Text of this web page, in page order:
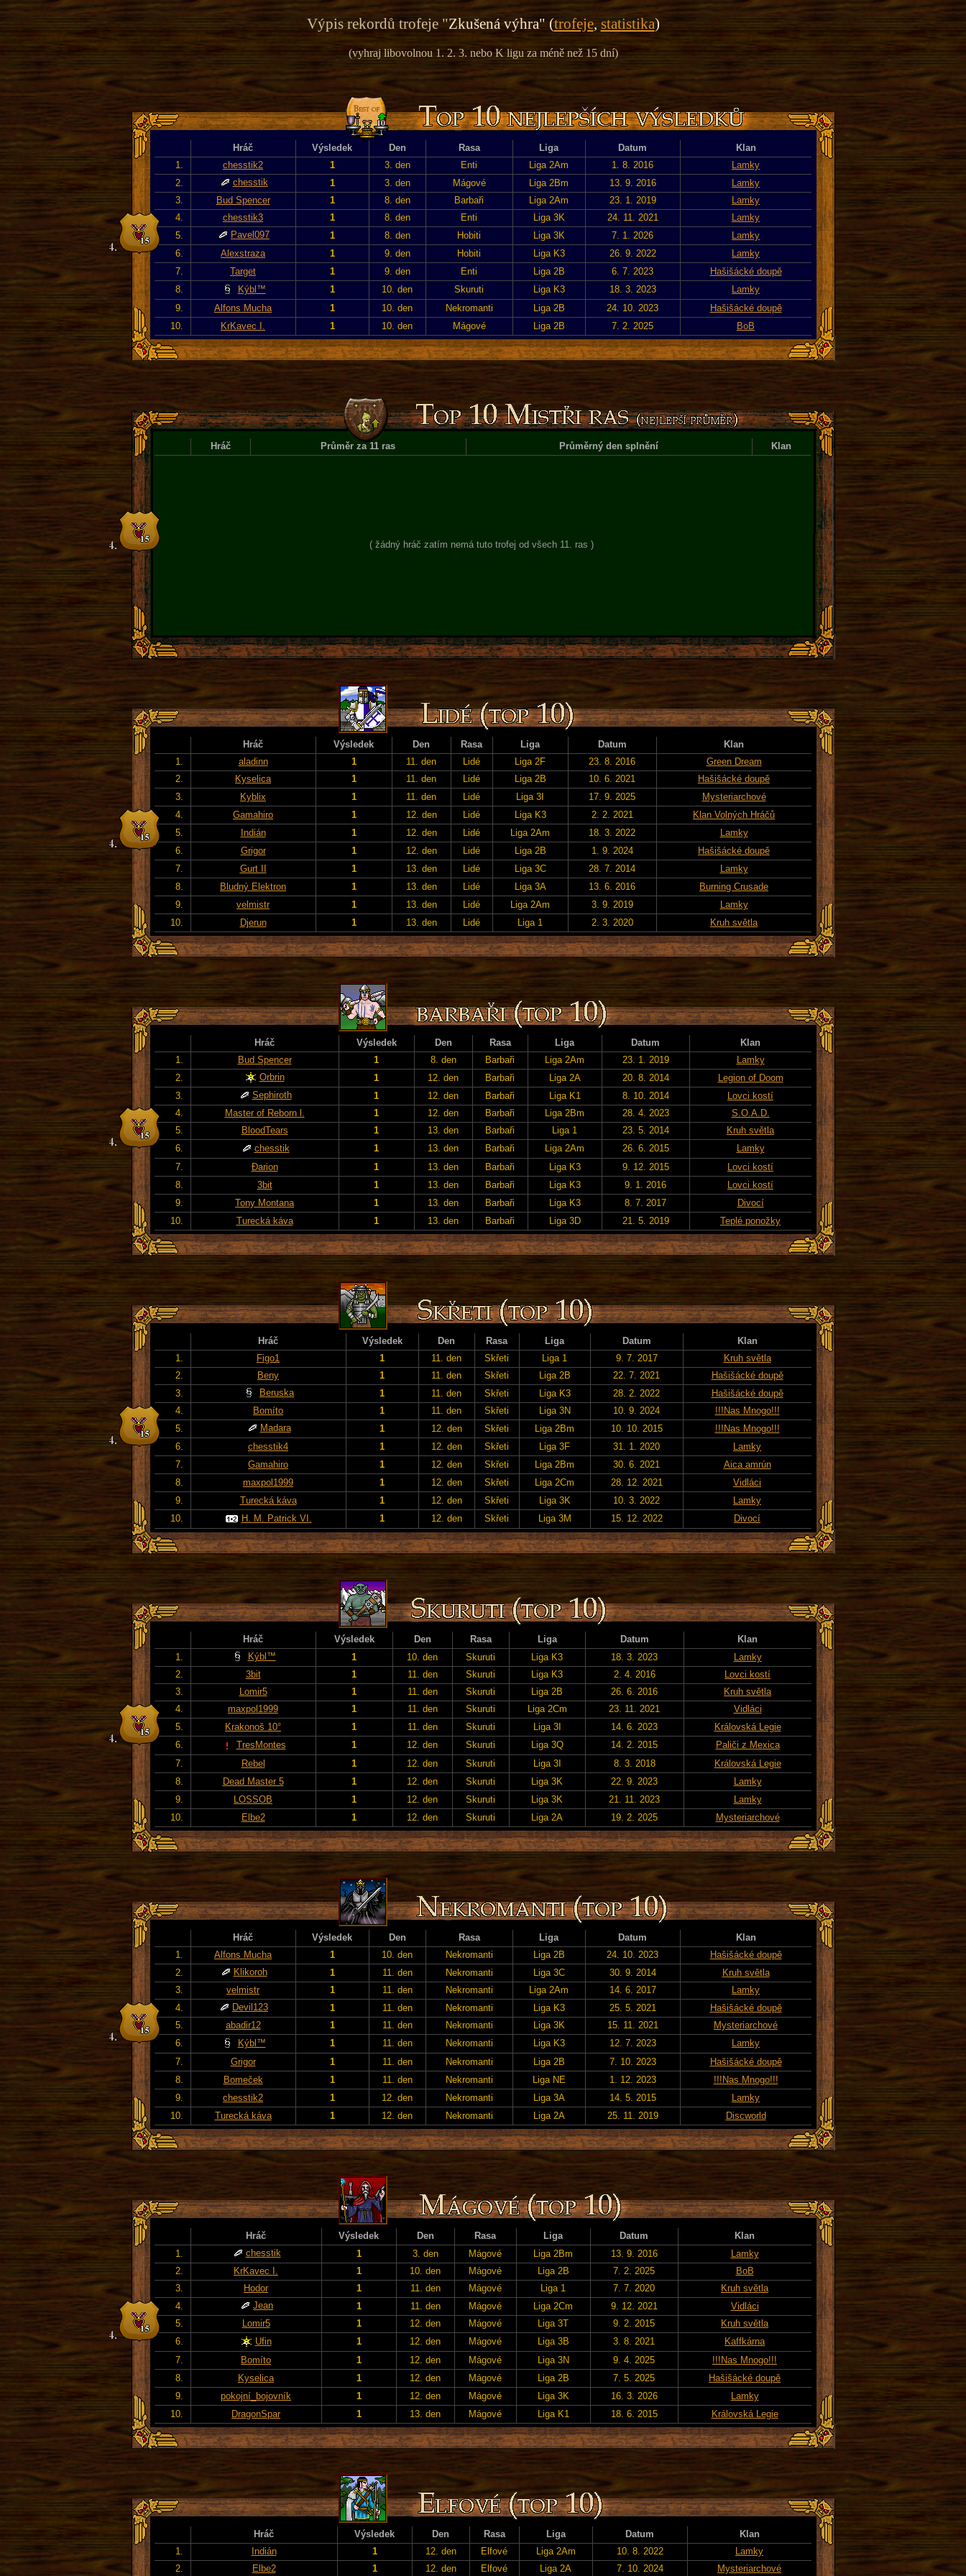
Výpis rekordů trofeje "Zkušená výhra" (trofeje,statistika)
(vyhraj libovolnou 1. 2. 3. nebo K ligu za méně než 15 dní)
Hráč Výsledek Den Rasa Liga Datum
Klan
1.
chesstik2 1 3. den Enti Liga 2Am 1. 8. 2016
Lamky
2.
chesstik 1 3. den Mágové Liga 2Bm 13. 9. 2016
Lamky
3.
Bud Spencer 1 8. den Barbaři Liga 2Am 23. 1. 2019
Lamky
4.
chesstik3 1 8. den Enti Liga 3K 24. 11. 2021
Lamky
5.
Pavel097 1 8. den Hobiti Liga 3K 7. 1. 2026
Lamky
6.
Alexstraza 1 9. den Hobiti Liga K3 26. 9. 2022
Lamky
7.
Target 1 9. den Enti Liga 2B 6. 7. 2023
Hašišácké doupě
8.
Kýbl™ 1 10. den Skuruti Liga K3 18. 3. 2023
Lamky
9.
Alfons Mucha 1 10. den Nekromanti Liga 2B 24. 10. 2023
Hašišácké doupě
10.
KrKavec I. 1 10. den Mágové Liga 2B 7. 2. 2025 BoB
Hráč Průměr za 11 ras Průměrný den splnění Klan
( žádný hráč zatím nemá tuto trofej od všech 11. ras )
Hráč Výsledek Den Rasa Liga Datum
Klan
1.
aladinn 1 11. den Lidé Liga 2F 23. 8. 2016
Green Dream
2.
Kyselica 1 11. den Lidé Liga 2B 10. 6. 2021
Hašišácké doupě
3.
Kyblix 1 11. den Lidé Liga 3I 17. 9. 2025
Mysteriarchové
4.
Gamahiro 1 12. den Lidé Liga K3 2. 2. 2021
Klan Volných Hráčů
5.
Indián 1 12. den Lidé Liga 2Am 18. 3. 2022
Lamky
6.
Grigor 1 12. den Lidé Liga 2B 1. 9. 2024
Hašišácké doupě
7.
Gurt II 1 13. den Lidé Liga 3C 28. 7. 2014
Lamky
8.
Bludný Elektron 1 13. den Lidé Liga 3A 13. 6. 2016
Burning Crusade
9.
velmistr 1 13. den Lidé Liga 2Am 3. 9. 2019
Lamky
10.
Djerun 1 13. den Lidé Liga 1 2. 3. 2020 Kruh světla
Hráč Výsledek Den Rasa Liga Datum
Klan
1.
Bud Spencer 1 8. den Barbaři Liga 2Am 23. 1. 2019
Lamky
2.
Orbrin 1 12. den Barbaři Liga 2A 20. 8. 2014
Legion of Doom
3.
Sephiroth 1 12. den Barbaři Liga K1 8. 10. 2014
Lovci kostí
4.
Master of Reborn l. 1 12. den Barbaři Liga 2Bm 28. 4. 2023
S.O.A.D.
5.
BloodTears 1 13. den Barbaři Liga 1 23. 5. 2014
Kruh světla
6.
chesstik 1 13. den Barbaři Liga 2Am 26. 6. 2015
Lamky
7.
Đarion 1 13. den Barbaři Liga K3 9. 12. 2015
Lovci kostí
8.
3bit 1 13. den Barbaři Liga K3 9. 1. 2016
Lovci kostí
9.
Tony Montana 1 13. den Barbaři Liga K3 8. 7. 2017
Divocí
10.
Turecká káva 1 13. den Barbaři Liga 3D 21. 5. 2019 Teplé ponožky
Hráč Výsledek Den Rasa Liga Datum
Klan
1.
Figo1 1 11. den Skřeti Liga 1 9. 7. 2017
Kruh světla
2.
Beny 1 11. den Skřeti Liga 2B 22. 7. 2021
Hašišácké doupě
3.
Beruska 1 11. den Skřeti Liga K3 28. 2. 2022
Hašišácké doupě
4.
Bomíto 1 11. den Skřeti Liga 3N 10. 9. 2024
!!!Nas Mnogo!!!
5.
Madara 1 12. den Skřeti Liga 2Bm 10. 10. 2015
!!!Nas Mnogo!!!
6.
chesstik4 1 12. den Skřeti Liga 3F 31. 1. 2020
Lamky
7.
Gamahiro 1 12. den Skřeti Liga 2Bm 30. 6. 2021
Aica amrún
8.
maxpol1999 1 12. den Skřeti Liga 2Cm 28. 12. 2021
Vidláci
9.
Turecká káva 1 12. den Skřeti Liga 3K 10. 3. 2022
Lamky
10.
H. M. Patrick VI. 1 12. den Skřeti Liga 3M 15. 12. 2022 Divocí
Hráč Výsledek Den Rasa Liga Datum
Klan
1.
Kýbl™ 1 10. den Skuruti Liga K3 18. 3. 2023
Lamky
2.
3bit 1 11. den Skuruti Liga K3 2. 4. 2016
Lovci kostí
3.
Lomir5 1 11. den Skuruti Liga 2B 26. 6. 2016
Kruh světla
4.
maxpol1999 1 11. den Skuruti Liga 2Cm 23. 11. 2021
Vidláci
5.
Krakonoš 10° 1 11. den Skuruti Liga 3I 14. 6. 2023
Královská Legie
6.
TresMontes 1 12. den Skuruti Liga 3Q 14. 2. 2015
Paliči z Mexica
7.
Rebel 1 12. den Skuruti Liga 3I 8. 3. 2018
Královská Legie
8.
Dead Master 5 1 12. den Skuruti Liga 3K 22. 9. 2023
Lamky
9.
LOSSOB 1 12. den Skuruti Liga 3K 21. 11. 2023
Lamky
10.
Elbe2 1 12. den Skuruti Liga 2A 19. 2. 2025 Mysteriarchové
Hráč Výsledek Den Rasa Liga Datum
Klan
1.
Alfons Mucha 1 10. den Nekromanti Liga 2B 24. 10. 2023
Hašišácké doupě
2.
Klikoroh 1 11. den Nekromanti Liga 3C 30. 9. 2014
Kruh světla
3.
velmistr 1 11. den Nekromanti Liga 2Am 14. 6. 2017
Lamky
4.
Devil123 1 11. den Nekromanti Liga K3 25. 5. 2021
Hašišácké doupě
5.
abadir12 1 11. den Nekromanti Liga 3K 15. 11. 2021
Mysteriarchové
6.
Kýbl™ 1 11. den Nekromanti Liga K3 12. 7. 2023
Lamky
7.
Grigor 1 11. den Nekromanti Liga 2B 7. 10. 2023
Hašišácké doupě
8.
Bomeček 1 11. den Nekromanti Liga NE 1. 12. 2023
!!!Nas Mnogo!!!
9.
chesstik2 1 12. den Nekromanti Liga 3A 14. 5. 2015
Lamky
10.
Turecká káva 1 12. den Nekromanti Liga 2A 25. 11. 2019 Discworld
Hráč Výsledek Den Rasa Liga Datum
Klan
1.
chesstik 1 3. den Mágové Liga 2Bm 13. 9. 2016
Lamky
2.
KrKavec I. 1 10. den Mágové Liga 2B 7. 2. 2025
BoB
3.
Hodor 1 11. den Mágové Liga 1 7. 7. 2020
Kruh světla
4.
Jean 1 11. den Mágové Liga 2Cm 9. 12. 2021
Vidláci
5.
Lomir5 1 12. den Mágové Liga 3T 9. 2. 2015
Kruh světla
6.
Ufin 1 12. den Mágové Liga 3B 3. 8. 2021
Kaffkárna
7.
Bomíto 1 12. den Mágové Liga 3N 9. 4. 2025
!!!Nas Mnogo!!!
8.
Kyselica 1 12. den Mágové Liga 2B 7. 5. 2025
Hašišácké doupě
9.
pokojní_bojovník 1 12. den Mágové Liga 3K 16. 3. 2026
Lamky
10.
DragonSpar 1 13. den Mágové Liga K1 18. 6. 2015 Královská Legie
Hráč Výsledek Den Rasa Liga Datum
Klan
1.
Indián 1 12. den Elfové Liga 2Am 10. 8. 2022
Lamky
2.
Elbe2 1 12. den Elfové Liga 2A 7. 10. 2024 Mysteriarchové